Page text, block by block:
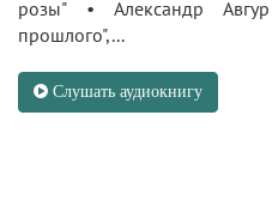
розы" • Александр
прошлого",...
Слушать аудиокнигу